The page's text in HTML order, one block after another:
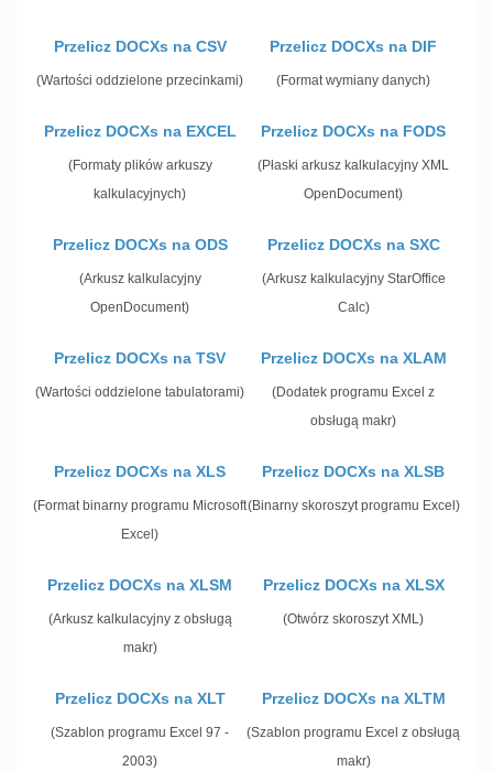
Przelicz DOCXs na CSV
(Wartości oddzielone przecinkami)
Przelicz DOCXs na DIF
(Format wymiany danych)
Przelicz DOCXs na EXCEL
(Formaty plików arkuszy
kalkulacyjnych)
Przelicz DOCXs na FODS
(Płaski arkusz kalkulacyjny XML
OpenDocument)
Przelicz DOCXs na ODS
(Arkusz kalkulacyjny
OpenDocument)
Przelicz DOCXs na SXC
(Arkusz kalkulacyjny StarOffice
Calc)
Przelicz DOCXs na TSV
(Wartości oddzielone tabulatorami)
Przelicz DOCXs na XLAM
(Dodatek programu Excel z
obsługą makr)
Przelicz DOCXs na XLS
(Format binarny programu Microsoft
Excel)
Przelicz DOCXs na XLSB
(Binarny skoroszyt programu Excel)
Przelicz DOCXs na XLSM
(Arkusz kalkulacyjny z obsługą
makr)
Przelicz DOCXs na XLSX
(Otwórz skoroszyt XML)
Przelicz DOCXs na XLT
(Szablon programu Excel 97 -
2003)
Przelicz DOCXs na XLTM
(Szablon programu Excel z obsługą
makr)